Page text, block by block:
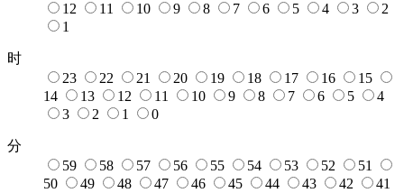
12
11 10 9 8 7 6 5 4 3
2
1
时
23
22 21 20 19 18 17 16
15
14
13 12 11 10 9 8 7 6 5
4
3
2 1 0
分
59
58 57 56 55 54 53 52
51
50
49 48 47 46 45 44 43 42
41